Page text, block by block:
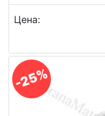
Цена:
-25%